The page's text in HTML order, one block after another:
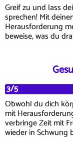
Greif zu und lass
sprechen! Mit
Herausforderung
beweise, was du
3/5
Obwohl du dich
mit
verbringe Zeit mit
wieder in Schwung